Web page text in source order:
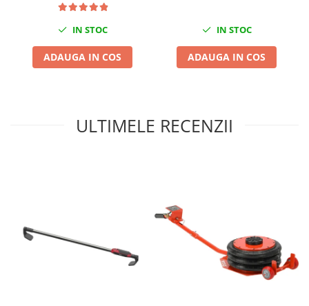
Filtre Pneumatice
Furtune Aer Comprimat
Masini de gaurit si taiat
Pistoale de vopsit
Scule pentru nituit si capsat
Slefuitoare Pneumatice
Rulmenti,Bucsi si Extractoare
Sistem directie
IN STOC
ADAUGA IN COS
IN STOC
ADAUGA IN COS
ULTIMELE RECENZII